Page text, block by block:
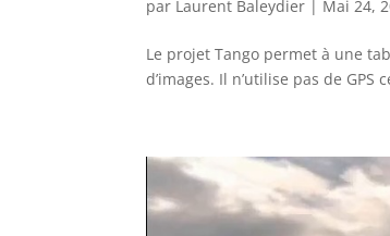
par Laurent Baleydier | Mai 24,
Le projet Tango permet à une
d’images. Il n’utilise pas de